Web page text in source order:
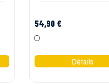
54,90 €
Marine Jaune